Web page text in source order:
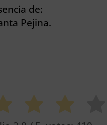
de:
Pejina.